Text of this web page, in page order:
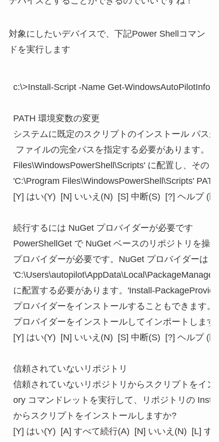
対象にしたいデバイスで、下記Power Shellコマン
ドを実行します
c:\>Install-Script -Name Get-WindowsAutoPilotInfo
PATH 環境変数の変更
システムに既定のスクリプトのインストール パス
ファイルの完全パスを指定する必要があります。
Files\WindowsPowerShell\Scripts' に配置し、その
'C:\Program Files\WindowsPowerShell\Scripts'
[Y] はい(Y)  [N] いいえ(N)  [S] 中断(S)  [?] ヘルプ (
続行するには NuGet プロバイダーが必要です
PowerShellGet で NuGet ベースのリポジトリを操
プロバイダーが必要です。NuGet プロバイダーは
に配置する必要があります。'Install-
プロバイダーをインストールすることもできます
プロバイダーをインストールしてインポートします
[Y] はい(Y)  [N] いいえ(N)  [S] 中断(S)  [?] ヘルプ (
信頼されていないリポジトリ
信頼されていないリポジトリからスクリプトをイ
ory コマンドレットを実行して、リポジトリの
からスクリプトをインストールしますか?
[Y] はい(Y)  [A] すべて続行(A)  [N] いいえ(N)  [L]